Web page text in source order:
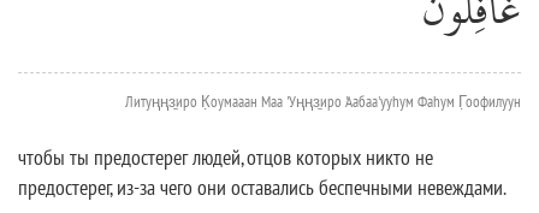
Литуңңз̱иро К̣оумааан Маа 'Уңңз̱иро 'Аабаа'ууhум Фаhум Г̣оофилуун
чтобы ты предостерег людей, отцов которых никто не
предостерег, из-за чего они оставались беспечными невеждами.